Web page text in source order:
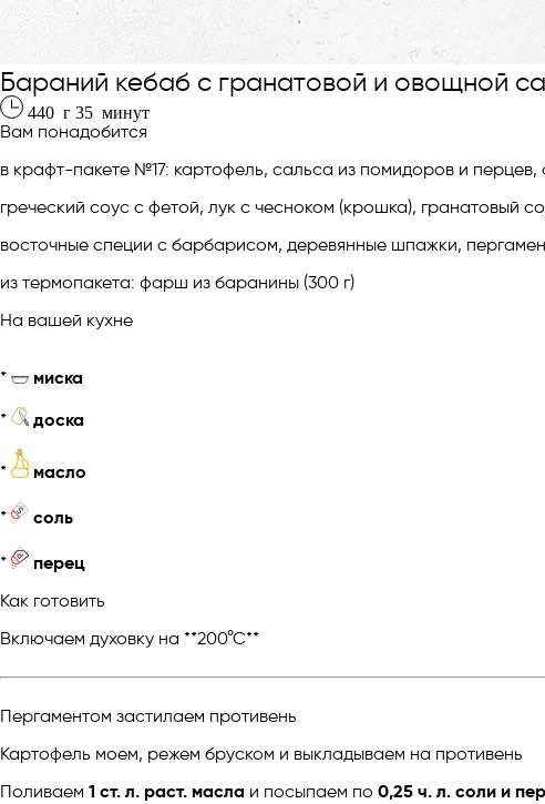
Бараний кебаб с гранатовой и овощной
440 г 35 минут
Вам понадобится
в крафт-пакете №17: картофель, сальса из помидоров и перцев,
греческий соус с фетой, лук с чесноком (крошка), гранатовый
восточные специи с барбарисом, деревянные шпажки,
из термопакета: фарш из баранины (300 г)
На вашей кухне
*
миска
*
доска
* масло
* соль
*
перец
Как готовить
Включаем духовку на **200°С**
Пергаментом застилаем противень
Картофель моем, режем бруском и выкладываем на противень
Поливаем 1 ст. л. раст. масла и посыпаем по 0,25 ч. л. соли и